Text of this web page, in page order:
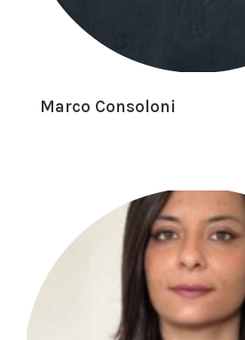
Marco Consoloni